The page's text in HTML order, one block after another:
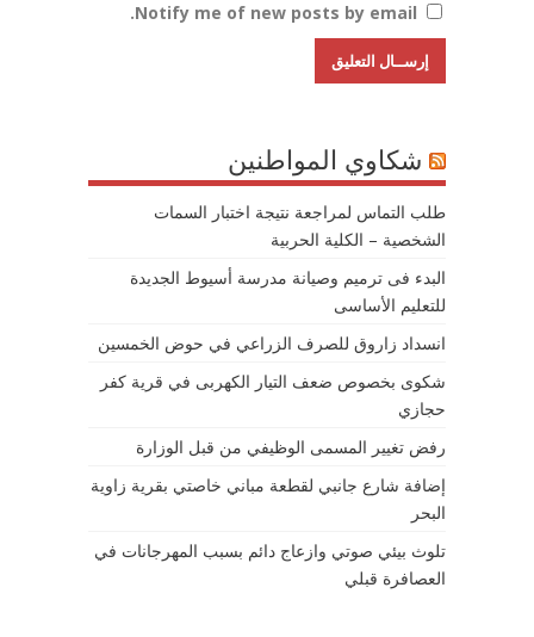
Notify me of new posts by email.
شكاوي المواطنين
طلب التماس لمراجعة نتيجة اختبار السمات
الشخصية – الكلية الحربية
البدء فى ترميم وصيانة مدرسة أسيوط الجديدة
للتعليم الأساسى
انسداد زاروق للصرف الزراعي في حوض الخمسين
شكوى بخصوص ضعف التيار الكهربى في قرية كفر
حجازي
رفض تغيير المسمى الوظيفي من قبل الوزارة
إضافة شارع جانبي لقطعة مباني خاصتي بقرية زاوية
البحر
تلوث بيئي صوتي وازعاج دائم بسبب المهرجانات في
العصافرة قبلي